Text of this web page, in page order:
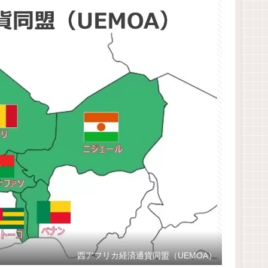
西アフリカ経済通貨同盟（UEMOA）